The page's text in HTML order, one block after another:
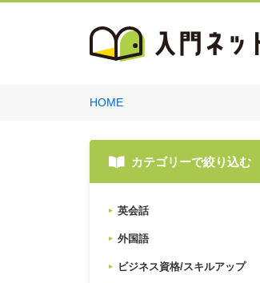
HOME
カテゴリーで絞り込む
英会話
外国語
ビジネス資格/スキルアップ